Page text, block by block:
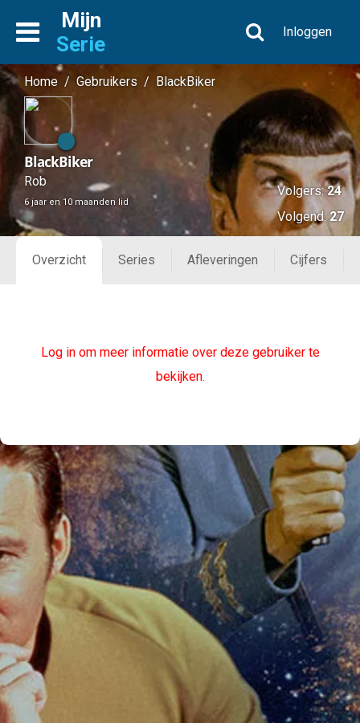
Mijn
Serie
Inloggen
Home / Gebruikers / BlackBiker
BlackBiker
Rob
6 jaar en 10 maanden lid
Volgers:24
Volgend:27
Overzicht Series Afleveringen Cijfers
Log in om meer informatie over deze gebruiker te
bekijken.